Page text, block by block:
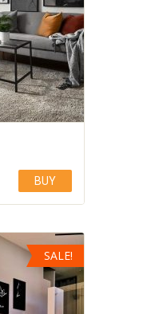
BUY
SALE!